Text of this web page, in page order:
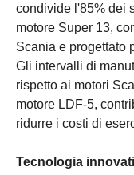
condivide l'85% dei
motore Super 13,
Scania e progettato
Gli intervalli di
rispetto ai motori
motore LDF-5,
ridurre i costi di
Tecnologia